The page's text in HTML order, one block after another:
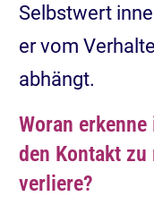
Selbstwert
er vom
abhängt.
Woran
den Kontakt
verliere?